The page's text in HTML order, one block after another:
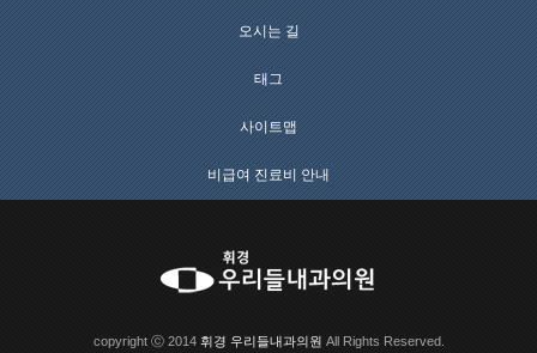
오시는 길
태그
사이트맵
비급여 진료비 안내
copyright ⓒ 2014 휘경 우리들내과의원 All Rights Reserved.